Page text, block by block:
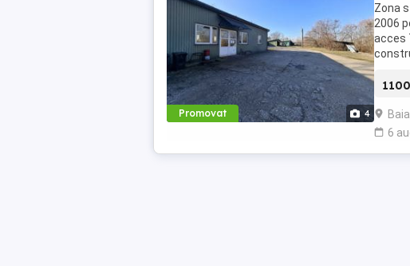
Promovat 4
Zona
2006
acces
6